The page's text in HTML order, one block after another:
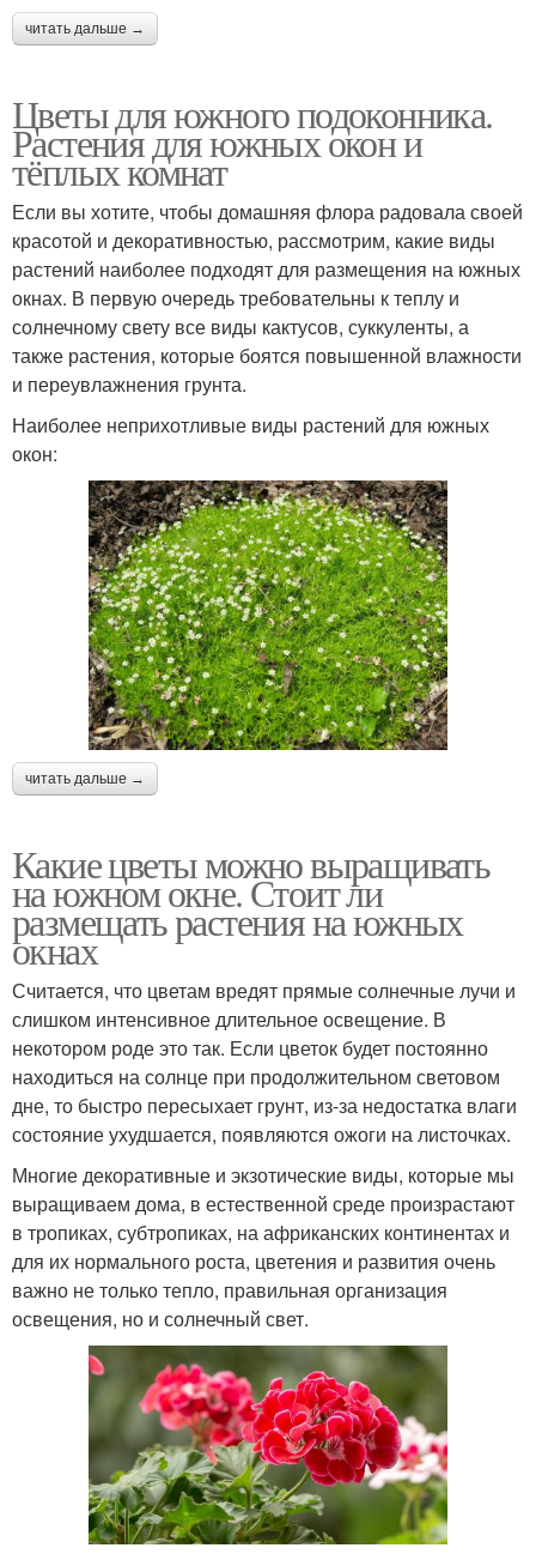
читать дальше →
Цветы для южного подоконника.
Растения для южных окон и
тёплых комнат
Если вы хотите, чтобы домашняя флора радовала своей
красотой и декоративностью, рассмотрим, какие виды
растений наиболее подходят для размещения на южных
окнах. В первую очередь требовательны к теплу и
солнечному свету все виды кактусов, суккуленты, а
также растения, которые боятся повышенной влажности
и переувлажнения грунта.
Наиболее неприхотливые виды растений для южных
окон:
читать дальше →
Какие цветы можно выращивать
на южном окне. Стоит ли
размещать растения на южных
окнах
Считается, что цветам вредят прямые солнечные лучи и
слишком интенсивное длительное освещение. В
некотором роде это так. Если цветок будет постоянно
находиться на солнце при продолжительном световом
дне, то быстро пересыхает грунт, из-за недостатка влаги
состояние ухудшается, появляются ожоги на листочках.
Многие декоративные и экзотические виды, которые мы
выращиваем дома, в естественной среде произрастают
в тропиках, субтропиках, на африканских континентах и
для их нормального роста, цветения и развития очень
важно не только тепло, правильная организация
освещения, но и солнечный свет.